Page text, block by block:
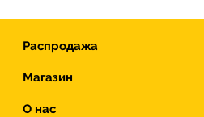
Распродажа
Магазин
О нас